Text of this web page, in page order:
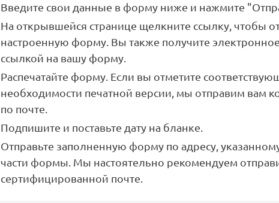
Введите свои данные в форму ниже и нажмите
На открывшейся странице щелкните ссылку, чтобы
настроенную форму. Вы также получите
ссылкой на вашу форму.
Распечатайте форму. Если вы отметите
необходимости печатной версии, мы отправим вам
по почте.
Подпишите и поставьте дату на бланке.
Отправьте заполненную форму по адресу,
части формы. Мы настоятельно рекомендуем
сертифицированной почте.